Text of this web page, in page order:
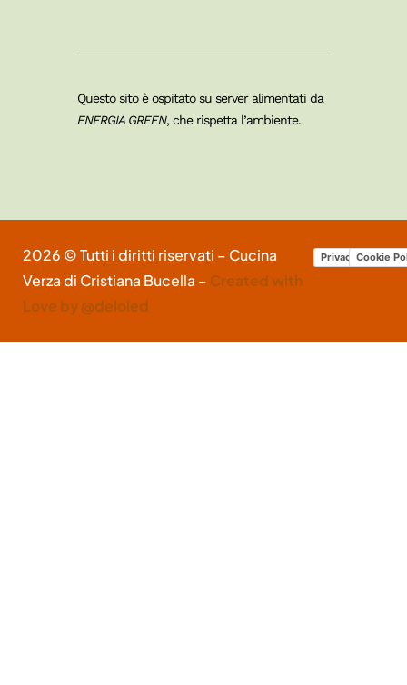
Questo sito è ospitato su server alimentati da
ENERGIA GREEN, che rispetta l’ambiente.
2026 © Tutti i diritti riservati – Cucina
Verza di Cristiana Bucella – Created with
Love by @deloled
Privacy Policy
Cookie